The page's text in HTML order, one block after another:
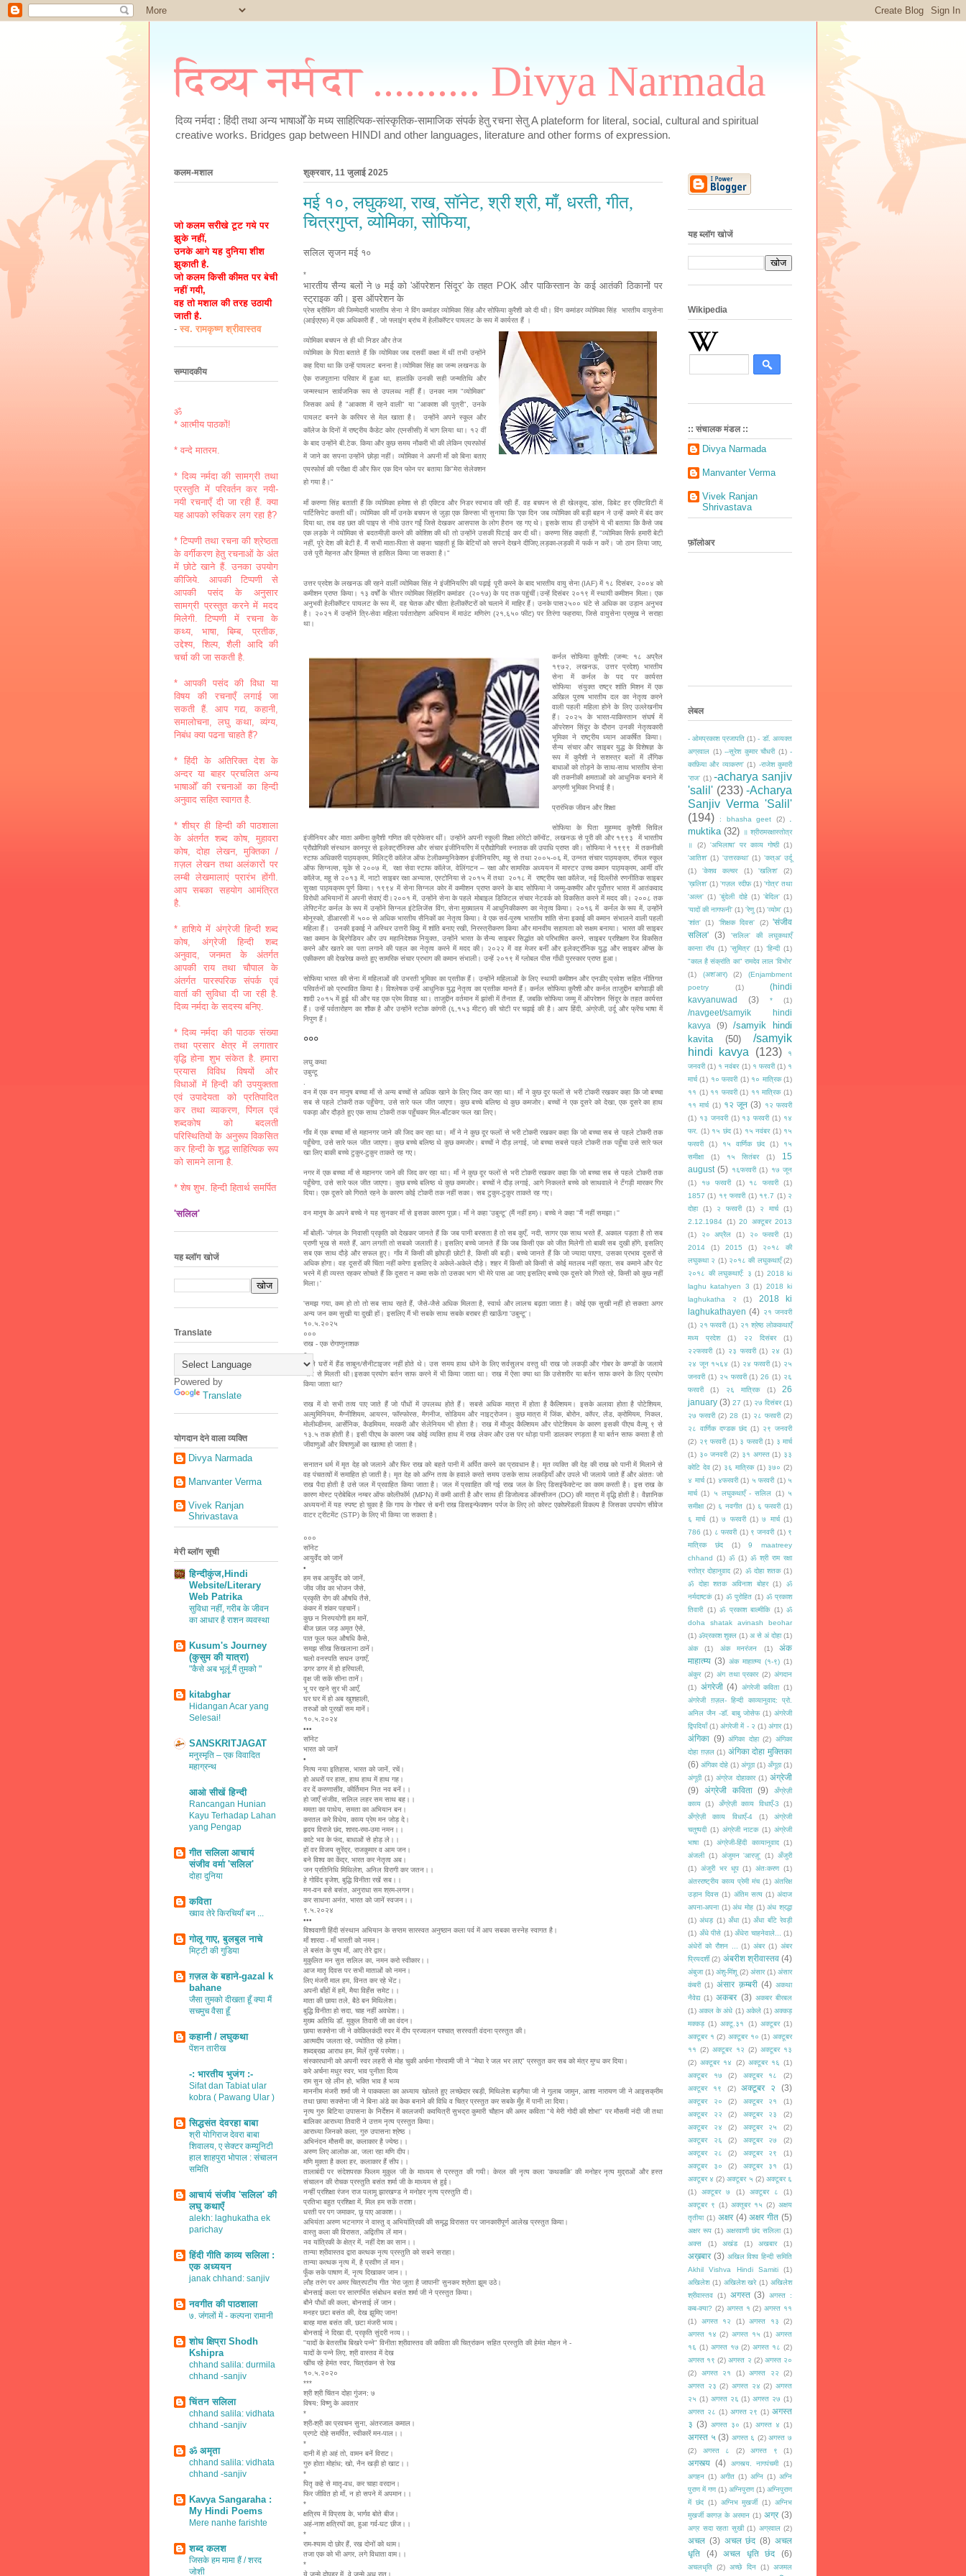
दिव्य नर्मदा .......... Divya Narmada
दिव्य नर्मदा : हिंदी तथा अन्य भाषाओँ के मध्य साहित्यिक-सांस्कृतिक-सामाजिक संपर्क हेतु रचना सेतु A plateform for literal, social, cultural and spiritual
creative works. Bridges gap between HINDI and other languages, literature and other forms of expression.
शुक्रवार, 11 जुलाई 2025
मई १०, लघुकथा, राख, सॉनेट, श्री श्री, माँ, धरती, गीत,
चित्रगुप्त, व्योमिका, सोफिया,
सलिल सृजन मई १०
*
भारतीय सैन्य बलों ने ७ मई को 'ऑपरेशन सिंदूर' के तहत POK और पाकिस्तान के कई आतंकी ठिकानों पर
स्ट्राइक की। इस ऑपरेशन के
प्रेस ब्रीफिंग की जिम्मेदारी भारतीय सेना ने विंग कमांडर व्योमिका सिंह और सोफिया कुरैशी को दी थी। विंग कमांडर व्योमिका सिंह भारतीय वायुसेना
(आईएएफ) में एक अधिकारी हैं , जो फ्लाइंग ब्रांच में हेलीकॉप्टर पायलट के रूप में कार्यरत हैं ।
व्योमिका बचपन से ही थी निडर और तेज
व्योमिका के पिता बताते हैं कि व्योमिका जब दसवीं कक्षा में थीं तभी उन्होंने
कह दिया था कि उन्हें पायलट बनना है।व्योमिका सिंह का जन्म लखनऊ के
ऐक राजपुताना परिवार में हुआ था, हालांकि उनकी सही जन्मतिथि और
जन्मस्थान सार्वजनिक रूप से उपलब्ध नहीं हैं। उनका नाम "व्योमिका"
जिसका अर्थ है "आकाश में रहने वाली" या "आकाश की पुत्री", उनके
पायलट बनने के करियर से मेल खाता है। उन्होंने अपने स्कूल और
कॉलेज के दिनों में राष्ट्रीय कैडेट कोर (एनसीसी) में भाग लिया था। १२ वीं
के बाद उन्होंने बी.टेक. किया और कुछ समय नौकरी भी की लेकिन एयरफोर्स
में जाने का सपना उन्होंने छोड़ा नहीं। व्योमिका ने अपनी माँ को बिना बताए
एयरफोर्स की परीक्षा दी और फिर एक दिन फोन पर बताया कि"मेरा सेलेक्शन
हो गया है।"
माँ करुणा सिंह बताती हैं कि व्योमिका हमेशा से ही एक्टिव और निडर स्वभाव की रही हैं. वह बचपन से ही खेलकूद, डांस, डिबेट हर एक्टिविटी में
पार्टिसिपेट करती थीं। व्योमिका की माँ उनके बचपन से जुड़ा एक किस्सा भी सुनाया कि 'एक दिन जब व्योमिका की बड़ी बहन ने उन्हें कमरे में बंद कर
दिया था, तब वह छत की पाइप से नीचे उतर गईं जिसे देखकर आसपास के लोग हैरान रह गए थे। इसके साथ ही उन्होंने ये भी बताया कि कैसे जब
एक लड़के ने व्योमिका से बदतमीज़ी करने की कोशिश की थी तो उन्होंने उसकी पिटाई कर दी थी। करुणा सिंह कहती हैं, "व्योमिका सिर्फ हमारी बेटी
नहीं, पूरे देश की बेटी है. मैं सभी माता-पिता से कहना चाहती हूं कि बेटियों को सपने देखने दीजिए.लड़का-लड़की में फर्क न करें। जो ठान लिया जाए,
उसे पूरी मेहनत और हिम्मत से हासिल किया जा सकता है।"
उत्तर प्रदेश के लखनऊ की रहने वालीं व्योमिका सिंह ने इंजीनियरिंग की पढ़ाई पूरी करने के बाद भारतीय वायु सेना (IAF) में १८ दिसंबर, २००४ को
कमीशन प्राप्त किया। १३ वर्षों के भीतर व्योमिका सिंहविंग कमांडर (२०१७) के पद तक पहुंचीं।उन्हें दिसंबर २०१९ में स्थायी कमीशन मिला। एक
अनुभवी हेलीकॉप्टर पायलट के रूप में, वह चेतक और चीता हेलीकॉप्टरों को चलाने में माहिर हैं। उनके पास२५०० घंटे से अधिक का उड़ान अनुभव
है। २०२१ में उन्होंने त्रि-सेवा महिला पर्वतारोहण अभियान में माउंट मणिरंग (२१,६५० फीट) पर तिरंगा फहराया, जिसे वायुसेना प्रमुख ने सराहा
था।
कर्नल सोफिया क़ुरैशी: (जन्म: १८ अप्रैल
१९७२, लखनऊ, उत्तर प्रदेश) भारतीय
सेना में कर्नल के पद पर कार्यरत
सोफिया संयुक्त राष्ट्र शांति मिशन में एक
अखिल पुरुष भारतीय दल का नेतृत्व करने
वाली पहली महिला होने के लिए उल्लेखनीय
हैं। २०२५ के भारत-पाकिस्तान संघर्ष में
ऑपरेशन सिंदूर के दौरान उनकी नेतृत्वकारी
भूमिका ने राष्ट्रीय ध्यान आकर्षित किया।
सैन्य संचार और साइबर युद्ध के विशेषज्ञ के
रूप में कुरैशी ने सशस्त्र बलों में लैंगिक
बाधाओं को तोड़ने के साथ-साथ भारतीय सेना
की तकनीकी क्षमताओं को आधुनिक बनाने में
अग्रणी भूमिका निभाई है।
प्रारंभिक जीवन और शिक्षा
सोफिया के पिता मुहम्मद कुरैशी सिविल
इंजीनियर और माता अमीना कुरैशी गणित की प्रोफेसर थीं। उन्होंने अपनी स्कूली शिक्षा लोरेटो कॉन्वेंट, लखनऊ से पूरी की और १९९३ में भारतीय
प्रौद्योगिकी संस्थान कानपुर से इलेक्ट्रॉनिक्स और संचार इंजीनियरिंग में प्रौद्योगिकी स्नातक की उपाधि प्राप्त की। सोफिया ने १९९९ में तकनीकी
स्टाफ अधिकारी पाठ्यक्रम, मिलिट्री कॉलेज ऑफ टेलीकम्युनिकेशन इंजीनियरिंग, महू से तथा २००५-०६ में, उन्नत संचार पाठ्यक्रम, रॉयल स्कूल
ऑफ सिग्नल्स, यूके से २००७ में, रक्षा सेवा स्टाफ कॉलेज, वेलिंगटन – रक्षा और सामरिक अध्ययन में मास्टर उच्च कमान पाठ्यक्रम, आर्मी वॉर
कॉलेज, महू से २०१३ में, नाटो साइबर रक्षा अभ्यास, एस्टोनिया से २०१५ में तथा २०१८ में राष्ट्रीय रक्षा कॉलेज, नई दिल्लीसे रणनीतिक साइबर
सुरक्षा पाठ्यक्रम पूर्ण किया। १९९४ में सेना सिग्नल कोर में कमीशन प्राप्त करने के बाद सोफिया ने जम्मू-कश्मीर और पूर्वोत्तर भारत में आतंकवाद
विरोधी अभियानों में अपनी सेवाएं दी।२००१ में, उन्होंने सेना के पहले मोबाइल डिजिटल संचार नेटवर्क को विकसित करने में मदद की। २००८ तक
लेफ्टिनेंट कर्नल के रूप में उन्होंने सिग्नल इंटेलिजेंस विंग, सेना मुख्यालय में आधुनिकीकरण का नेतृत्व किया। २०१६ में कर्नल के रूप में, उन्होंने
मोनूस्को, डीआरसी में ५०० से अधिक भारतीय सैनिकों का नेतृत्व किया। वे एक सर्व-पुरुष भारतीय शांति सेना इकाई की कमान संभालने वाली पहली
महिला हैं। उनकी इकाई ने अस्थिर उत्तरी किवु में शांति बनाए रखी, निरस्त्रीकरण किया और मानवीय सहायता को सक्षम बनाया। भारत की साइबर
रक्षा कमान के ब्रिगेडियर और उप महानिदेशक नियुक्त, उन्होंने भारत के सैन्य साइबर सिद्धांत को परिभाषित करने, साइबर प्रशिक्षण रेंज विकसित
करने और खतरे का पता लगाने की पहल का नेतृत्व करने में मदद की। २०२२ में वह मेजर बनीं और इलेक्ट्रॉनिक युद्ध और साइबर ऑप्स के
एकीकरण की देखरेख करते हुए सामरिक संचार प्रभाग की कमान संभाली। उन्हें २०१९ में ग्लोबल पीस गाँधी पुरस्कार प्राप्त हुआ।
सोफिया भारत की सेना में महिलाओं की उभरती भूमिका का प्रतीक हैं। उन्होंने महिलाओं के लिए स्थायी कमीशन और एनडीए प्रवेश सहित नीतिगत
परिवर्तनों को प्रभावित किया है। विश्लेषक उन्हें आधुनिक युद्ध नेतृत्व का प्रतीक मानते हैं। कर्नल सोफिया कुरैशी और कर्नल ताजुद्दीन बागेवाड़ी की
शादी २०१५ में हुई थी और यह एक प्रेम विवाह था। ताजुद्दीन वर्तमान में झांसी में तैनात हैं, जबकि सोफिया जम्मू में ऑपरेशन सिंदूर के तहत कार्यरत
हैं। उन्हें पर्वतारोहण का शौक है और उन्होंने स्टोक कांगरी (६,१५३ मीटर) की चोटी पर चढ़ाई की है। आप हिंदी, अंग्रेजी, उर्दू और फ्रेंच भाषा में
निपुण हैं।
०००
लघु कथा
उबुन्टू
वन में एक वन मानुष बच्चा माँ से अन्य बच्चों से अधिक खाने के लिए जिद कर रहा था। माँ ने कुछ दूर फलों से भरी टोकरी रखकर कहा कि जो बच्चा
सब से पहले टोकरी तक पहुँचेगा, उसे सारे फल जीत जाएगा। कुछ बच्चे बलिष्ठ थे कुछ कमजोर। बच्चों ने एक दूसरे को देखा, एक दूसरे का हाथ
पकड़ा और दौड़ते हुए एक साथ टोकरी तक पहुँचकर मिल-बाँटकर फल खा लिए।
गाँव में एक बच्चा माँ से महानगर जाने की जिद कर रहा था। माँ ने ने कुछ दूर फलों से भरी टोकरी रखकर कहा कि जो बच्चा सब से पहले टोकरी तक
पहुँचेगा, उसे सारे फल जीत जाएगा। कुछ बच्चे बलिष्ठ थे कुछ कमजोर। बच्चों ने दौड़ लगाई, जो बच्चा सबसे पहले टोकरी तक पहुँचा उसे सारे फल
खा लिए बाकी बच्चे टुकुर-टुकुर ताकते रह गए।
नगर में एक बच्चा माँ से महानगर जाने की जिद कर रहा था। माँ ने कुछ दूर फलों से भरी टोकरी रखकर कहा कि जो बच्चा सब से पहले टोकरी तक
पहुँचेगा, उसे सारे फल जीत जाएगा। कुछ बच्चे बलिष्ठ थे कुछ कमजोर। बच्चों ने दौड़ लगाई, आगे निकलते बच्चे को साथवाले ने टँगड़ी मारकर गिर
दिया। एक दूसरे को गिराते रहने के कारण कोई टोकरी तक नहीं सका। सब टुकुर-टुकुर ताकते रह गए।
वन मानुष के अपने बच्चे ने यह सुनकर माँ से इसका कारण पूछा। माँ ने कहा 'उबुन्टू' (मैं नहीं हम)। बच्चे ने कहा ''मैं नहीं समझा।''
माँ बोली- 'जंगल के निवासी प्रकृति को देखकर जानते हैं कि जब पानी बरसता है तो सब कुएँ, नदी, सागर एक साथ भरते हैं, अकाल पड़ता है तो सब
प्राणी भूख से मरते हैं, आग लगती तो सबको जलाती है। इसलिए बच्चे जानते हैं कि जब किसी एक को जीत मिलेगी तो बाकी सब दुखी होंगे, इसलिए
सब एक साथ दौड़े और सफल हुए। गाँव में किसी की झोपड़ी छोटी है, किसी की बड़ी। बच्चे जानते हैं कि जो ज्यादा पाएगा, उसका प्रभाव दूसरों से
अधिक होगा। वह दूसरों की चिंता नहीं करेगा इसलिए वे अकेले-अकेले दौड़े। शहर में किसी को किसी से कोई मतलब नहीं रहता, सब कमाने और पेट
भरने में ही व्यस्त रहकर सोचते हैं कि दूसरा न कमा सके तो उसका भाग भी मेरे पास आ जाए इसलिए बच्चे एक दूसरे को गिरते रहे, किसी को कुछ नहीं
मिला।'
'समझ गया, कम हो तो तो सब साथ रहते हैं, जैसे-जैसे अधिक मिलता है, स्वार्थ और लालच बढ़ता जाता है। कोई एक सुखी नहीं हो सकता अगर
अन्य जन कम सुखी या दुखी हों। इसलिए मैं भी सबके साथ सबके बराबर ही खाऊँगा 'उबुन्टू'।
१०.५.२०२५
०००
राख - एक रोगाणुनाशक
०
पहले घरों में हैंड साबुन/सैनीटाइजर नहीं होते थे। उस समय हाथ धोने के लिए सर्वसुलभ वस्तु थी राख जो लकड़ी और गोबर के कण्डों के जलाये
जाने से मिलती थी।इसका प्रयोग बर्तन साफ करने में भी किया जाता था। राख में ऐसा क्या था कि उसेशरीर या बर्तन साफ करने के लिए प्रयोग
किया जाता था?
राख में वो सभी तत्व पाए जाते हैं जो पौधों में उपलब्ध होते हैं। सबसे अधिक मात्रा में होता है कैल्शियम। इसके अलावा होता है पोटेशियम,
अल्युमिनियम, मैग्नीशियम, आयरन, फॉस्फोरस, मैगनीज, सोडियम और नाइट्रोजन। कुछ मात्रा में जिंक, बोरोन, कॉपर, लैड, क्रोमियम, निकल,
मोलीब्डीनम, आर्सेनिक, कैडमियम, मरकरी और सेलेनियम भी होता है। राख में मौजूद कैल्शियम और पोटेशियम के कारण इसकी पीएच वैल्यू ९ से
१३.५ तक होती है। इसी पीएच के कारण जब कोई व्यक्ति हाथ में राख लेकर और उस पर थोड़ा पानी डालकर रगड़ता है या बर्तन साफ करता है तो
जीवाणुओं और विषाणुओं का खात्मा हो जाता है।
सनातन धर्म में मृत देह को जलाने और फिर राख को बहते पानी में अर्पित करने का प्रावधान है। मृत व्यक्ति की देह की राख को पानी में मिलाने से
वह पंचतत्वों में समाहित हो जाती है। मृत देह को अग्नि तत्व के हवाले करते समय उसके साथ लकड़ियाँ और उपले भी जलाये जाते हैं और अंततः जो
राख पैदा होती है उसे जल में प्रवाहित किया जाता है। जल में प्रवाहित की गई राख जल के लिए डिसइंफैक्टेन्ट का काम करती है। इस राख के
कारण मोस्ट प्रोबेबिल नम्बर ऑफ कोलीफॉर्म (MPN) में कमी आती है और साथ ही डिजोल्वड ऑक्सीजन (DO) की मात्रा में वृद्धि होती है। वैज्ञानिक
अध्ययनों में यह स्पष्ट हो चुका है कि गाय के गोबर से बनी राख डिसइन्फेक्शन पर्पज के लिए लो कोस्ट एकोफ़्रेंडली विकल्प है जिसका उपयोग सीवेज
वाटर ट्रीटमेंट (STP) के लिए भी किया जा सकता है।
०००
सॉनेट
आयुर्वेद को जानें
•
हम सब आयुर्वेद को जानें,
जीव जीव का भोजन जैसे,
प्रकृति रोग की औषधि तैसे,
कंकर में शंकर पहचानें।
कुछ न निरुपयोगी हम मानें,
बीज छाल जड़ अमृत ऐसे,
पात फूल फल औषधि कैसे,
समझ सीख सिखलाना ठानें।
चलो वनस्पति सघन उगाएँ,
डगर डगर में हो हरियाली,
वृक्ष जी सकें सीना तानें।
भू पर रहने सुर भी आएँ,
घर घर में हो अब खुशहाली,
तरुओं को पुरखों सम मानें।
१०.५.२०२४
•••
सॉनेट
भारत को जानें
•
नित्य नया इतिहास, भारत को जानें, रचें।
हो अधरों पर हास, हाथ हाथ में हाथ गह।
वर दें करुणासींव, कीर्तिमान नित नव बनें।।
हो जाएँ संजीव, सलिल लहर सम साथ बह।।
ममता का पाथेय, समता का अभियान बन।
करतल करे विधेय, काव्य प्रेम मन जोड़ दे।
हृदय विराजे छंद, शारद-रमा-उमा नमन।।
काटे भव के फंद, बाधाओं से होड़ ले।।
हों वर विजय सुरेंद्र, राजकुमार व आम जन।
बने विश्व का केंद्र, भारत कर नेतृत्व अब।
जन प्रतिनिधि मिथिलेश, अनिल विरागी कर जतन।।
हे गोविंद बृजेश, बुद्धि विनीता रखें सब।।
मन-वन बसे बसंत, अनुराधा सम श्रम-लगन।
कर साधना अनंत, भारत को जानें स्वजन।।
९.५.२०२४
•••
विश्ववाणी हिंदी संस्थान अभियान के सप्तम सारस्वत अनुष्ठान कला पर्व में आप सबका सस्नेह स्वागत है।
माँ शारदा - माँ भारती को नमन।
ले बसंत के पुष्प माँ, आए तेरे द्वार।
मुकुलित मन सुत सलिल का, नमन करो स्वीकार।।
आज मातृ दिवस पर सभी माताओं को नमन।
लिए मंजरी माल हम, विनत कर रहे भेंट।
अपनी बाँहों में हमें, मैया विहँस समेट।।
माता की छाया तले, बैठे बन मिथिलेश।
बुद्धि विनीता हो सदा, चाह नहीं अवधेश।।
मुख्य अतिथि डॉ. मुकुल तिवारी जी का वंदन।
छाया सक्सेना जी ने कोकिलकंठी स्वर में दीप प्रज्वलन पश्चात् सरस्वती वंदना प्रस्तुत की।
आत्मदीप जलता रहे, ज्योतित रहे हमेश।
शब्दब्रह्म आराध हम, मिलें तुम्हें परमेश।।
संस्कारधानी को अपनी स्वर लहरी से मोह चुकी अर्चना गोस्वामी जी ने "मेघा रे जल भर लाए" प्रस्तुत कर सब को मंत्र मुग्ध कर दिया।
करे अर्चना मधुर स्वर, भाव पुनीता दिव्य
राम सुन रहे लीन हो, भक्ति भाव है भव्य
माननीय मंजरी शर्मा जी ने पाककला का अध्याय खोलते हुए लच्छेदार रबड़ी, मिथिलेश बड़गैया जी ने गुलाब जामुन, आशा नारायण जी ने आइसक्रीम
तथा छाया सक्सेना जी ने बिना अंडे का केक बनाने की विधि व चित्र प्रस्तुत कर सबके मुँह में पानी ला दिया।
नृत्य गुरु बिटिया उपासना के निर्देशन में कालजयी कवयित्री सुभद्रा कुमारी चौहान की अमर कविता "ये मेरी गोदी की शोभा" पर मौसमी नंदी जी तथा
बालिका आराध्या तिवारी ने उत्तम नृत्य प्रस्तुत किया।
आराध्या जिनको कला, गुरु उपासना श्रेष्ठ ।
अभिनंदन मौसमी का, कलाकार है ज्येष्ठ।।
अरुण लिए आलोक आ, जला रहा मणि दीप।
मणि मुक्ता है कला हर, कलाकार हैं सीप।।
तालाबंदी पर संदेशपरक फिलम मुकुल जी के माध्यम से प्रस्तुत की गयी। केरल की नृत्य कला 'कथकळि' की मनोहर नृत्य मुद्राओं और हस्त
संचालन की रोचक प्रस्तुति बसंत शर्मा जी के माध्यम से हुई।
नन्हीं प्रशिक्षा रंजन राज पलामू झारखण्ड ने मनोहर नृत्य प्रस्तुति दी।
प्रतिभा बहुत प्रशिक्षा में, मिल हम सकें तराश।
धरती पर पग जमाकर, छू पाए आकाश।।
अभियंता अरुण भटनागर ने वास्तु व् अभियांत्रिकी की समृद्ध विरासत पर जानकारीपूर्ण आलेख प्रस्तुत किया।
वास्तु कला की विरासत, अद्वितीय लें मान।
नव यांत्रिकी के क्षेत्र में, नहीं देश का सान।।
तान्या श्रीवास्तव द्वारा कत्थक नृत्य प्रस्तुति को सबने सराहा।
तान्या कत्थक नृत्य में, है प्रवीण लें मान।
फूँक सके पाषाण में, नृत्य दिखाकर जान।।
लौह तरंग पर अमर चित्रपटीय गीत 'मेरा जूता है जापानी' सुनकर श्रोता झूम उठे।
बोनसाई कला पर सारगर्भित संबोधन बसंत शर्मा जी ने प्रस्तुत किया।
बौने पौधों की कला, बोनसाई लें जान।
मनहर छटा बसंत की, देख झूमिए जान!
बारह मास बसंत की, छटा मंजरी भव्य।
बोनसाई ने दिखा दी, प्रकृति सुंदरी नव्य।।
"यादों के बेतरतीब बिखरे पन्ने" विनीता श्रीवास्तव की कविता की चित्रांकन सहित प्रस्तुति की हेमंत मोहन ने -
यादों के पन्ने लिए, श्री वास्तव में देख
खींच रहे हेमंत स्वर, चित्रांकन से रेख
१०.५.२०२०
***
श्री श्री चिंतन दोहा गुंजन: ७
विषय: विष्णु के अवतार
*
श्री-श्री का प्रवचन सुना, अंतरजाल कमाल।
प्रगटे दोहे समर्पित, स्वीकारें मन-पाल।।
*
दानी में हो अहं तो, वामन बनें विराट।
गुरु होता मोहांध; खो, नैन खड़ी हो खाट।।
*
पितृ कहे से मातृ-वध, कर चाहा वरदान।
फिर जीवित हो माँ, न हो सपने में अपमान।।
*
क्षत्रिय में विप्रत्व के, भार्गव बोते बीज।
अहं-नाश क्षत्रियों का, हुआ गर्व-घट छीज।।
*
राम-श्याम दो छोर हैं, रख दोनों को थाम।
तजा एक को भी अगर, लगे विधाता वाम।।
*
ये जन्मे दोपहर में, वे जन्मे अध रात।
कलम-मशाल
जो कलम सरीखे टूट गये पर
झुके नहीं,
उनके आगे यह दुनिया शीश
झुकाती है.
जो कलम किसी कीमत पर बेची
नहीं गयी,
वह तो मशाल की तरह उठायी
जाती है.
- स्व. रामकृष्ण श्रीवास्तव
सम्पादकीय
ॐ
* आत्मीय पाठकों!
* वन्दे मातरम.
* दिव्य नर्मदा की सामग्री तथा
प्रस्तुति में परिवर्तन कर नयी-
नयी रचनाएँ दी जा रही हैं. क्या
यह आपको रुचिकर लग रहा है?
* टिप्पणी तथा रचना की श्रेष्ठता
के वर्गीकरण हेतु रचनाओं के अंत
में छोटे खाने हैं. उनका उपयोग
कीजिये. आपकी टिप्पणी से
आपकी पसंद के अनुसार
सामग्री प्रस्तुत करने में मदद
मिलेगी. टिप्पणी में रचना के
कथ्य, भाषा, बिम्ब, प्रतीक,
उद्देश्य, शिल्प, शैली आदि की
चर्चा की जा सकती है.
* आपकी पसंद की विधा या
विषय की रचनाएँ लगाई जा
सकती हैं. आप गद्य, कहानी,
समालोचना, लघु कथा, व्यंग्य,
निबंध क्या पढना चाहते हैं?
* हिंदी के अतिरिक्त देश के
अन्दर या बाहर प्रचलित अन्य
भाषाओँ की रचनाओं का हिन्दी
अनुवाद सहित स्वागत है.
* शीघ्र ही हिन्दी की पाठशाला
के अंतर्गत शब्द कोष, मुहावरा
कोष, दोहा लेखन, मुक्तिका /
ग़ज़ल लेखन तथा अलंकारों पर
लम्बी लेखमालाएं प्रारंभ होंगी.
आप सबका सहयोग आमंत्रित
है.
* हाशिये में अंग्रेजी हिन्दी शब्द
कोष, अंग्रेजी हिन्दी शब्द
अनुवाद, जनमत के अंतर्गत
आपकी राय तथा चौपाल के
अंतर्गत पारस्परिक संपर्क एवं
वार्ता की सुविधा दी जा रही है.
दिव्य नर्मदा के सदस्य बनिए.
* दिव्य नर्मदा की पाठक संख्या
तथा प्रसार क्षेत्र में लगातार
वृद्धि होना शुभ संकेत है. हमारा
प्रयास विविध विषयों और
विधाओं में हिन्दी की उपयुक्तता
एवं उपादेयता को प्रतिपादित
कर तथा व्याकरण, पिंगल एवं
शब्दकोष को बदलती
परिस्थितियों के अनुरूप विकसित
कर हिन्दी के शुद्ध साहित्यिक रूप
को सामने लाना है.
* शेष शुभ. हिन्दी हितार्थ समर्पित
'सलिल'
यह ब्लॉग खोजें
Translate
Powered by
Translate
योगदान देने वाला व्यक्ति
Divya Narmada
Manvanter Verma
Vivek Ranjan
Shrivastava
मेरी ब्लॉग सूची
हिन्दीकुंज,Hindi
Website/Literary
Web Patrika
सुविधा नहीं, गरीब के जीवन
का आधार है राशन व्यवस्था
Kusum's Journey
(कुसुम की यात्रा)
"कैसे अब भूलूं मैं तुमको "
kitabghar
Hidangan Acar yang
Selesai!
SANSKRITJAGAT
मनुस्मृति – एक विवादित
महाग्रन्थ
आओ सीखें हिन्दी
Rancangan Hunian
Kayu Terhadap Lahan
yang Pengap
गीत सलिला आचार्य
संजीव वर्मा 'सलिल'
दोहा दुनिया
कविता
ख्वाव तेरे किरचियाँ बन ...
गोलू गाए, बुलबुल नाचे
मिट्टी की गुडिया
ग़ज़ल के बहाने-gazal k
bahane
जैसा तुमको दीखता हूँ क्या मैं
सचमुच वैसा हूँ
कहानी / लघुकथा
पेंशन तारीख
-: भारतीय भुजंग :-
Sifat dan Tabiat ular
kobra ( Pawang Ular )
सिद्धसंत देवरहा बाबा
श्री योगिराज देवरा बाबा
शिवालय, ए सेक्टर कम्युनिटी
हाल शाहपुरा भोपाल : संचालन
समिति
आचार्य संजीव 'सलिल' की
लघु कथाएँ
alekh: laghukatha ek
parichay
हिंदी गीति काव्य सलिला :
एक अध्ययन
janak chhand: sanjiv
नवगीत की पाठशाला
७. जंगलों में - कल्पना रामानी
शोध क्षिप्रा Shodh
Kshipra
chhand salila: durmila
chhand -sanjiv
चिंतन सलिला
chhand salila: vidhata
chhand -sanjiv
ॐ अमृता
chhand salila: vidhata
chhand -sanjiv
Kavya Sangaraha :
My Hindi Poems
Mere nanhe farishte
शब्द कलश
जिसके हम मामा हैं / शरद
जोशी
यह ब्लॉग खोजें
Wikipedia
:: संचालक मंडल ::
Divya Narmada
Manvanter Verma
Vivek Ranjan
Shrivastava
फ़ॉलोअर
लेबल
- ओमप्रकाश प्रजापति (1) - डॉ. अव्यक्त
अग्रवाल (1) --सुरेश कुमार चौधरी (1) -
काफ़िया और व्याकरण' (1) -राजेश कुमारी
‘राज‘ (1) -acharya sanjiv
'salil' (233) -Acharya
Sanjiv Verma 'Salil'
(194)
: bhasha geet (2)
muktika (32)
॥ श्रीरामरक्षास्तोत्र
॥
(2) 'अभिलाषा' पर काव्य गोष्ठी (1)
'आतिश' (1) 'उत्तरकथा' (1) 'कत्अ' उर्दू
(1)
'केशव कल्चर (1) 'खलिश'
(2)
’ख़लिश' (1) 'गज़ल रदीफ़ (1) 'गोत्र' तथा
'अल्ल' (1) 'बुंदेली दोहे (1) 'बेदिल' (1)
‘यादों की नागफनी’ (1) 'रेणु (1) 'व्योम' (1)
'शांत' (1) 'शिक्षक दिवस' (2) 'संजीव
सलिल'
(3)
'सलिल' की लघुकथाएँ
कान्ता रॉय (1) 'सुमित्र' (1) ‘हिन्दी (1)
"काल है संक्रांति का" रामदेव लाल 'विभोर'
(1)
(अश'आर) (2)
(Enjambment
poetry
(1)
(hindi
kavyanuwad
(3) * (1)
/navgeet/samyik hindi
kavya
(9)
/samyik hindi
kavita
(50)
/samyik
hindi kavya
(123)
१
जनवरी (1) १ नवंबर (1) १ फरवरी (1) १
मार्च (1) १० फरवरी (1) १० मात्रिक (1)
११ (1) ११ फरवरी (1) ११ मात्रिक (1)
११ मार्च (1) १२ जून (3) १२ फरवरी
(1) १३ जनवरी (1) १३ फरवरी (1) १४
फर. (1) १५ छंद (1) १५ नवंबर (1) १५
फरवरी
(1) १५ वार्णिक छंद (1)
१५
समीक्षा
(1) १५ सितंबर (1)
15
august (5) १६फरवरी (1) १७ जून
(1)
१७ फरवरी (1) १८ फरवरी
(1)
1857 (1) १९ फरवरी (1) १९.7 (1) २
दोहा
(1) २ फरवरी (1) २ मार्च
(1)
2.12.1984 (1) 20 अक्टूबर 2013
(1)
२० अप्रैल (1) २० फरवरी
(1)
2014
(1) 2015 (1)
२०१८ की
लघुकथा २ (1) २०१८ की लघुकथाएँ (2)
२०१८ की लघुकथाएँ: ३ (1) 2018 ki
laghu katahyen 3 (1) 2018 ki
laghukatha २
(1)
2018 ki
laghukathayen (4) २१ जनवरी
(1) २१ फरवरी (1) २१ श्रेष्ठ लोककथाएँ
मध्य प्रदेश
(1) २२ दिसंबर
(1)
२२फरवरी (1) २३ फरवरी (1) २४ (1)
२४ जून १५६४ (1) २४ फरवरी (1) २५
जनवरी (1) २५ फरवरी (1) 26 (1) २६
फरवरी
(1) २६ मात्रिक (1)
26
january (3) 27 (1) २७ दिसंबर (1)
२७ फरवरी (2) 28 (1) २८ फरवरी (2)
२८ वार्णिक दण्डक छंद (1) २९ जनवरी
(2) २९ फरवरी (1) ३ फरवरी (1) ३ मार्च
(1) ३० जनवरी (2) ३१ अगस्त (1) ३३
कोटि देव (2) ३६ मात्रिक (1) ३७० (2)
४ मार्च (1) ४फरवरी (1) ५ फरवरी (1) ५
मार्च (1) ५ लघुकथाएँ - सलिल (1) ५
समीक्षा (2) ६ नवगीत (1) ६ फरवरी (1)
६ मार्च (1) ७ फरवरी (1) ७ मार्च (1)
786 (1) ८ फरवरी (1) ९ जनवरी (1) ९
मात्रिक छंद
(1)
9 maatreey
chhand (1) ॐ (1) ॐ श्री राम रक्षा
स्तोत्र दोहानुवाद (2) ॐ दोहा शतक (1)
ॐ दोहा शतक अविनाश बोहर
(1)
ॐ
नर्मदाष्टकं (1) ॐ पुरोहित (1) ॐ प्रकाश
तिवारी (1) ॐ प्रकाश बाल्मीकि (1) ॐ
doha shatak avinash beohar
(1) ॐप्रकाश शुक्ल (1) अ से अं दोहा (1)
अंक
(1) अंक मनरंजन (1)
अंक
माहात्म्य (3) अंक माहात्म्य (१-९) (1)
अंकुर (2) अंग तथा प्रकार (2) अंगदान
(1) अंगरेजी (4) अंगरेजी कविता (1)
अंगरेजी ग़ज़ल- हिन्दी काव्यानुवाद: प्रो.
अनिल जैन -डॉ. बाबु जोसेफ (1) अंगरेजी
द्विपदियाँ (1) अंगरेजी में - २ (1) अंगार (1)
अंगिका (9) अंगिका दोहा (2) अंगिका
दोहा ग़ज़ल (1) अंगिका दोहा मुक्तिका
(6) अंगिका दोहे (1) अंगूठा (1) अँगूठा (1)
अंगूठी (1) अंग्रेज दोहाकार (1) अंग्रेजी
(9)
अंग्रेजी कविता (9)
अँग्रेज़ी
काव्य (1) अँग्रेज़ी काव्य विधाएँ-3
(1)
अँग्रेज़ी काव्य विधाएँ-4
(1)
अंग्रेजी
चतुष्पदी (1) अंग्रेजी नाटक (1) अंग्रेजी
भाषा
(1) अंग्रेजी-हिंदी काव्यानुवाद (1)
अंजली (1) अंजुमन 'आरज़ू' (1) अँजुरी
(1) अंजुरी भर धूप (1) अंतःकरण (1)
अंतरराष्ट्रीय काव्य प्रेमी मंच (1) अंतरिक्ष
उड़ान दिवस (1) अंतिम सत्य (1) अंदाज
अपना-अपना (1) अंध मोह (1) अंध श्रद्धा
(1) अंधड़ (1) अँधा (1) अँधा बाँटे रेवड़ी
(1) अँधे पीसे (1) अँधेरा चाहनेवाले...
(1)
अंधेरों को रौशन ...
(1) अंबर (1) अंबर
प्रियदर्शी (2) अंबरीश श्रीवास्तव (4)
अंबुजा (1) अंशु-मिंशू (2) अंसार (1) अंसार
कंबरी (1) अंसार क़म्बरी (4) अकथा
नैवेद्य (1) अकबर (3) अकबर बीरबल
(1) अकल के अंधे (1) अकेले (1) अक्कड़
मक्कड़ (1) अक्टू.३१ (1) अक्टूबर (1)
अक्टूबर १ (2) अक्टूबर १० (1) अक्टूबर
११ (2) अक्टूबर १२ (2) अक्टूबर १३
(2) अक्टूबर १४ (2) अक्टूबर १६ (1)
अक्टूबर १७
(2) अक्टूबर १८
(2)
अक्टूबर १९
(2) अक्टूबर २ (3)
अक्टूबर २० (2) अक्टूबर २१
(1)
अक्टूबर २२
(2) अक्टूबर २३
(2)
अक्टूबर २४
(2) अक्टूबर २५
(2)
अक्टूबर २६
(2) अक्टूबर २७
(2)
अक्टूबर २८
(2) अक्टूबर २९
(1)
अक्टूबर ३०
(2) अक्टूबर ३१
(1)
अक्टूबर ४ (2) अक्टूबर ५ (2) अक्टूबर ६
(1)
अक्टूबर ७ (1) अक्टूबर ८
(1)
अक्टूबर ९ (1) अक्तूबर १५ (2) अक्षय
तृतीया (1) अक्षर (4) अक्षर गीत (5)
अक्षर रूप (1) अक्षरवाणी छंद सलिला (1)
अक्स
(1) अखंड (1) अखबार (1)
अख़बार (3) अखिल विश्व हिन्दी समिति
Akhil Vishva Hindi Samiti
(1)
अखिलेश (1) अखिलेश खरे (1) अखिलेश
श्रीवास्तव (1) अगस्त (3) अगस्त :
कब-क्या? (2) अगस्त १ (2) अगस्त ११
(1)
अगस्त १२ (1) अगस्त १३
(2)
अगस्त १४ (2) अगस्त १५ (1) अगस्त
१६ (1) अगस्त १७ (2) अगस्त १८ (2)
अगस्त १९ (2) अगस्त २ (2) अगस्त २०
(2)
अगस्त २१ (1) अगस्त २२
(2)
अगस्त २३ (2) अगस्त २४ (2) अगस्त
२५ (1) अगस्त २६ (1) अगस्त २७ (1)
अगस्त २८ (1) अगस्त २९ (1) अगस्त
३ (3) अगस्त ३० (1) अगस्त ४ (1)
अगस्त ५ (3) अगस्त ६ (2) अगस्त ७
(2)
अगस्त ८ (2) अगस्त ९ (1)
अगस्त्य (4) अगस्त्य. नागपंचमी
(1)
अगहन (1) अगीत (1) अग्नि (1) अग्नि
पुराण में गण (1) अग्निपुराण (1) अग्निपुराण
में छंद (1) अग्निभ मुखर्जी (1) अग्निभ
मुखर्जी कागज़ के अरमान (1) अग्र (3)
अग्र सदा रहता सुखी (1) अग्रवाल (2)
अचल (3) अचल छंद (8) अचल
धृति
(4) अचल धृति छंद (6)
अचलधृति (2) अच्छे दिन (1) अजमल